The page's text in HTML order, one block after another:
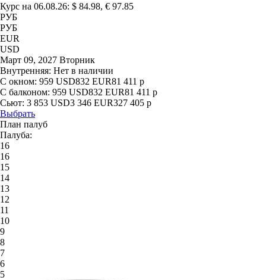
Курс на 06.08.26: $ 84.98, € 97.85
РУБ
РУБ
EUR
USD
Март 09, 2027 Вторник
Внутренняя: Нет в наличии
С окном: 959 USD832 EUR81 411 р
С балконом: 959 USD832 EUR81 411 р
Сьют: 3 853 USD3 346 EUR327 405 р
Выбрать
План палуб
Палуба:
16
16
15
14
13
12
11
10
9
8
7
6
5